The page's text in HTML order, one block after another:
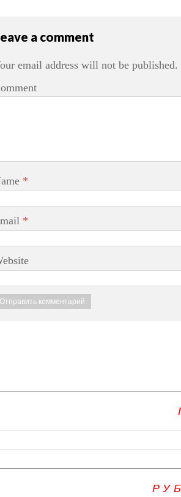
a comment
email address will not be published.
*
*